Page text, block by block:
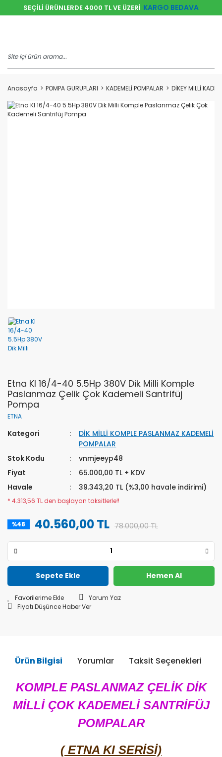
SEÇİLİ ÜRÜNLERDE 4000 TL VE ÜZERİ KARGO BEDAVA
Anasayfa POMPA GURUPLARI KADEMELİ POMPALAR DİKEY MİLLİ
Etna KI 16/4-40 5.5Hp 380V Dik Milli Komple
Paslanmaz Çelik Çok Kademeli Santrifüj
Pompa
ETNA
Kategori
DİK MİLLİ KOMPLE PASLANMAZ KADEMELİ
POMPALAR
Stok Kodu
vnmjeeyp48
Fiyat
65.000,00 TL + KDV
Havale
39.343,20 TL (%3,00 havale indirimi)
* 4.313,56 TL den başlayan taksitlerle!!
%48 40.560,00 TL 78.000,00 TL
Sepete Ekle Hemen Al
Yorum Yaz
Fiyatı Düşünce Haber Ver
Ürün Bilgisi Yorumlar Taksit Seçenekleri
KOMPLE PASLANMAZ ÇELİK DİK
MİLLİ ÇOK KADEMELİ SANTRİFÜJ
POMPALAR
( ETNA KI SERİSİ)